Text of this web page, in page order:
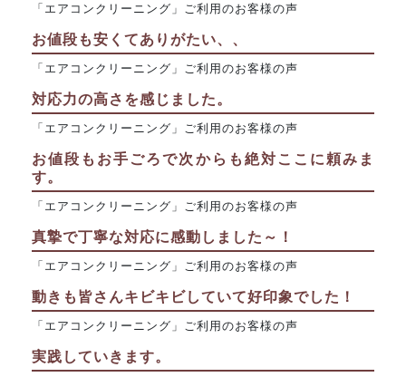
「エアコンクリーニング」ご利用のお客様の声
お値段も安くてありがたい、、
「エアコンクリーニング」ご利用のお客様の声
対応力の高さを感じました。
「エアコンクリーニング」ご利用のお客様の声
お値段もお手ごろで次からも絶対ここに頼みま
す。
「エアコンクリーニング」ご利用のお客様の声
真摯で丁寧な対応に感動しました～！
「エアコンクリーニング」ご利用のお客様の声
動きも皆さんキビキビしていて好印象でした！
「エアコンクリーニング」ご利用のお客様の声
実践していきます。